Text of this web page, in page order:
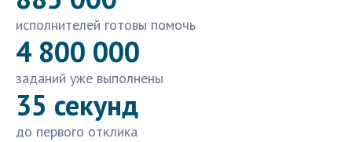
исполнителей готовы помочь
4 800 000
заданий уже выполнены
35 секунд
до первого отклика